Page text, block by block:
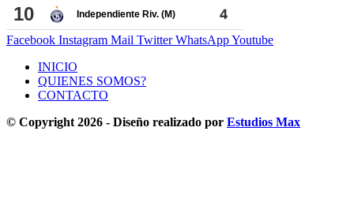
Facebook Instagram Mail Twitter WhatsAppYoutube
INICIO
QUIENES SOMOS?
CONTACTO
© Copyright 2026 - Diseño realizado por Estudios Max